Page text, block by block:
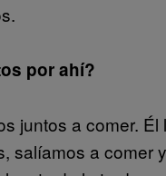
por ahí?
juntos a comer. Él
salíamos a comer